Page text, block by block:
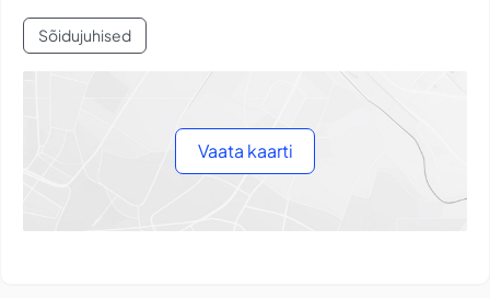
Sõidujuhised
Vaata kaarti